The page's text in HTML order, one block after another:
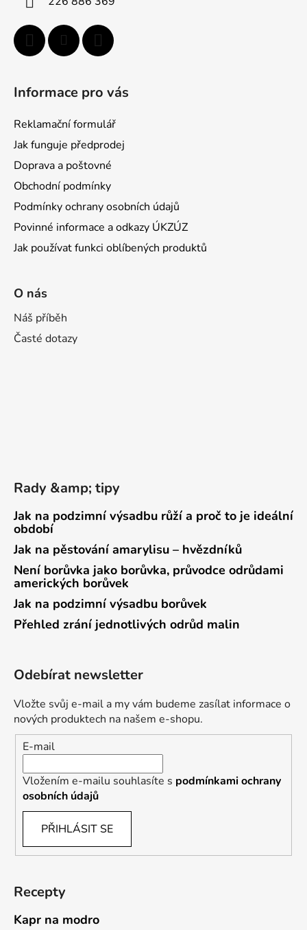
Informace pro vás
Reklamační formulář
Jak funguje předprodej
Doprava a poštovné
Obchodní podmínky
Podmínky ochrany osobních údajů
Povinné informace a odkazy ÚKZÚZ
Jak používat funkci oblíbených produktů
O nás
Náš příběh
Časté dotazy
Rady &amp; tipy
Jak na podzimní výsadbu růží a proč to je ideální
období
Jak na pěstování amarylisu – hvězdníků
Není borůvka jako borůvka, průvodce odrůdami
amerických borůvek
Jak na podzimní výsadbu borůvek
Přehled zrání jednotlivých odrůd malin
Odebírat newsletter
Vložte svůj e-mail a my vám budeme zasílat informace o
nových produktech na našem e-shopu.
E-mail
Vložením e-mailu souhlasíte s podmínkami ochrany
osobních údajů
PŘIHLÁSIT SE
Recepty
Kapr na modro